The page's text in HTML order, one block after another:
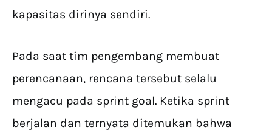
kapasitas dirinya sendiri.
Pada saat tim pengembang membuat
perencanaan, rencana tersebut selalu
mengacu pada sprint goal. Ketika sprint
berjalan dan ternyata ditemukan bahwa